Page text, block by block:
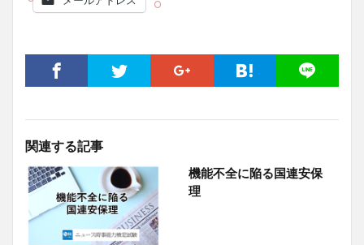
関連する記事
機能不全に陥る国連安保
理